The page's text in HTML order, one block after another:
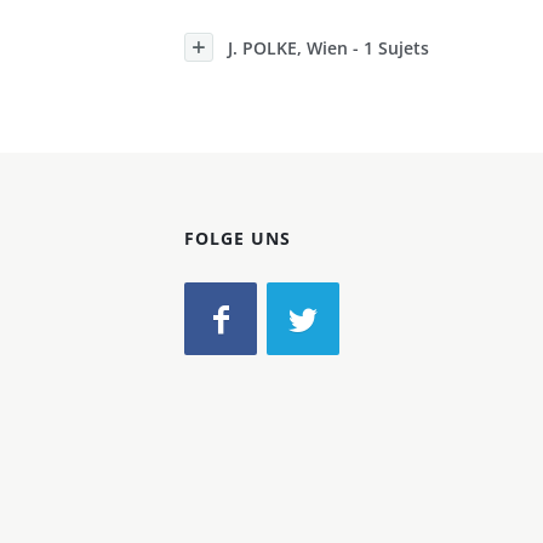
J. POLKE, Wien - 1 Sujets
FOLGE UNS